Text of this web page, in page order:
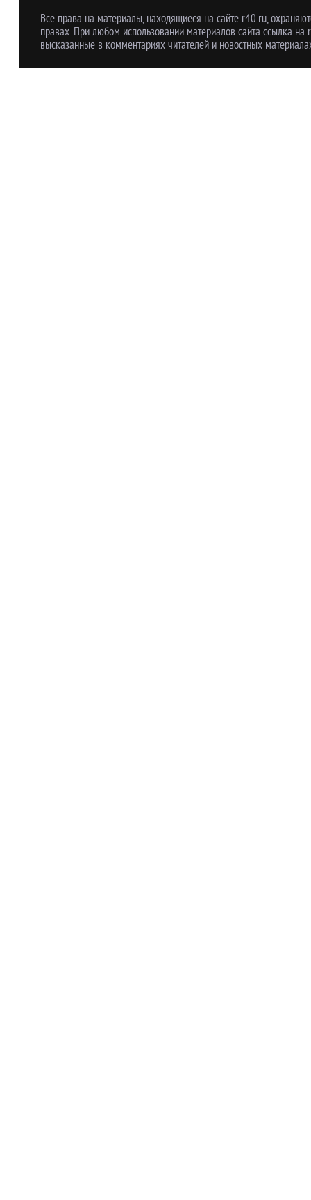
Все права на материалы, находящиеся на сайте r40.ru,
правах. При любом использовании материалов сайта ссылка
высказанные в комментариях читателей и новостных